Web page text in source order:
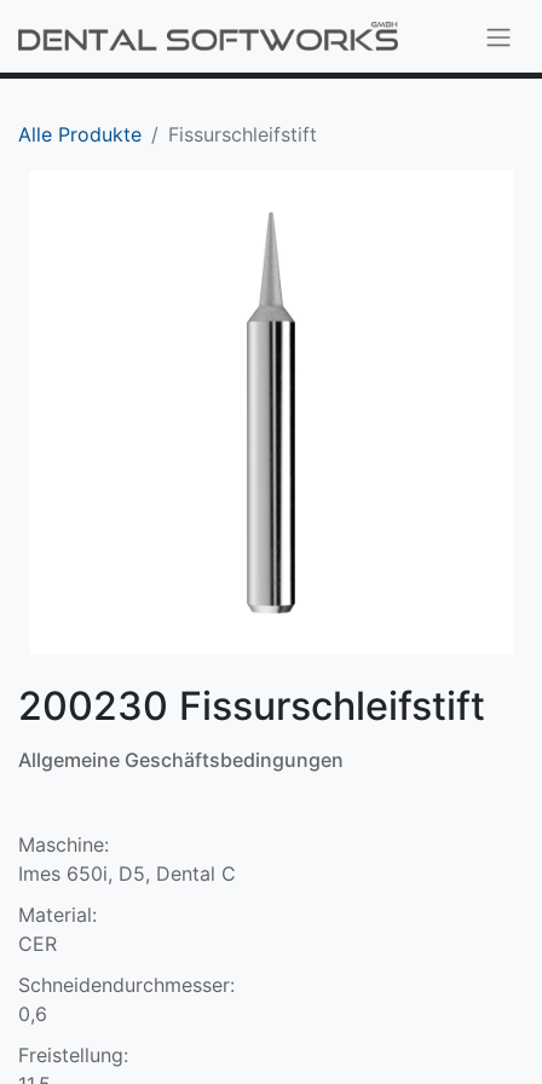
Alle Produkte Fissurschleifstift
200230 Fissurschleifstift
Allgemeine Geschäftsbedingungen
Maschine:
Imes 650i, D5, Dental C
Material:
CER
Schneidendurchmesser:
0,6
Freistellung: